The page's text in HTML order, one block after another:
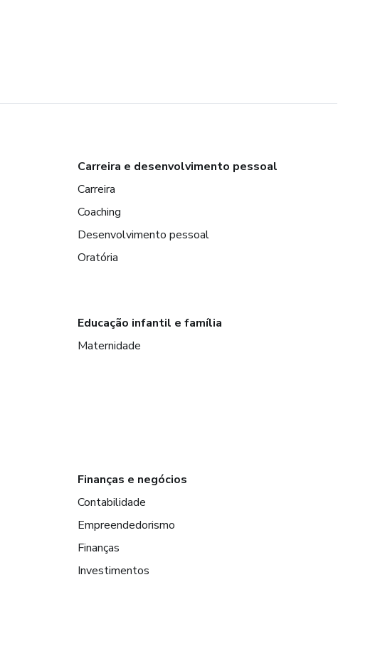
Carreira e desenvolvimento pessoal
Carreira
Coaching
Desenvolvimento pessoal
Oratória
Educação infantil e família
Maternidade
Finanças e negócios
Contabilidade
Empreendedorismo
Finanças
Investimentos